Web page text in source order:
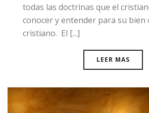
todas las doctrinas que el
conocer y entender para su bien
cristiano. El [...]
LEER MAS